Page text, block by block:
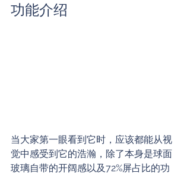
功能介绍
当大家第一眼看到它时，应该都能从视
觉中感受到它的浩瀚，除了本身是球面
玻璃自带的开阔感以及72%屏占比的功